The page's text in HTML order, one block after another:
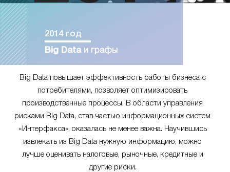
2014 год
Big Dataи графы
Big Data повышает эффективность работы бизнеса с
потребителями, позволяет оптимизировать
производственные процессы. В области управления
рисками Big Data, став частью информационных систем
«Интерфакса», оказалась не менее важна. Научившись
извлекать из Big Data нужную информацию, можно
лучше оценивать налоговые, рыночные, кредитные и
другие риски.